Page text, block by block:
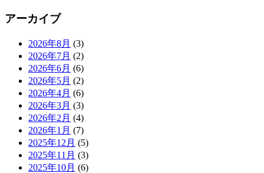
アーカイブ
2026年8月 (3)
2026年7月 (2)
2026年6月 (6)
2026年5月 (2)
2026年4月 (6)
2026年3月 (3)
2026年2月 (4)
2026年1月 (7)
2025年12月 (5)
2025年11月 (3)
2025年10月 (6)